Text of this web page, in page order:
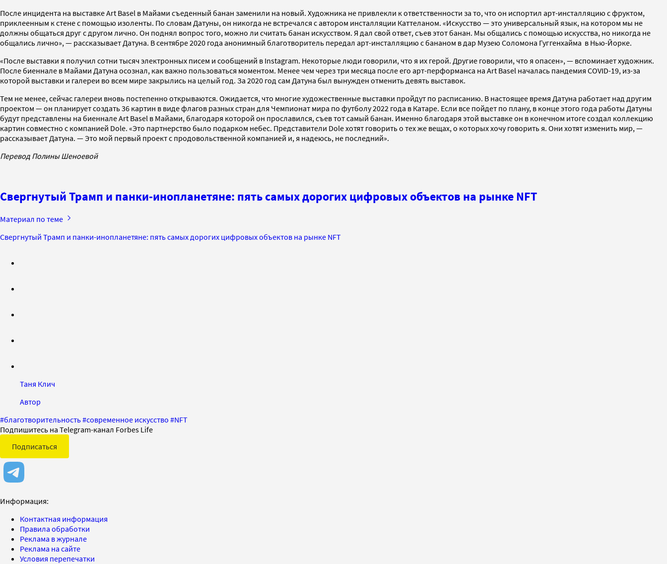
После инцидента на выставке Art Basel в Майами съеденный банан заменили на новый. Художника не привлекли к ответственности за то, что он испортил арт-инсталляцию c фруктом,
приклеенным к стене с помощью изоленты. По словам Датуны, он никогда не встречался с автором инсталляции Каттеланом. «Искусство — это универсальный язык, на котором мы не
должны общаться друг с другом лично. Он поднял вопрос того, можно ли считать банан искусством. Я дал свой ответ, съев этот банан. Мы общались с помощью искусства, но никогда не
общались лично», — рассказывает Датуна. В сентябре 2020 года анонимный благотворитель передал арт-инсталляцию с бананом в дар Музею Соломона Гуггенхайма в Нью-Йорке.
«После выставки я получил сотни тысяч электронных писем и сообщений в Instagram. Некоторые люди говорили, что я их герой. Другие говорили, что я опасен», — вспоминает художник.
После биеннале в Майами Датуна осознал, как важно пользоваться моментом. Менее чем через три месяца после его арт-перформанса на Art Basel началась пандемия COVID-19, из-за
которой выставки и галереи во всем мире закрылись на целый год. За 2020 год сам Датуна был вынужден отменить девять выставок.
Тем не менее, сейчас галереи вновь постепенно открываются. Ожидается, что многие художественные выставки пройдут по расписанию. В настоящее время Датуна работает над другим
проектом — он планирует создать 36 картин в виде флагов разных стран для Чемпионат мира по футболу 2022 года в Катаре. Если все пойдет по плану, в конце этого года работы Датуны
будут представлены на биеннале Art Basel в Майами, благодаря которой он прославился, съев тот самый банан. Именно благодаря этой выставке он в конечном итоге создал коллекцию
картин совместно с компанией Dole. «Это партнерство было подарком небес. Представители Dole хотят говорить о тех же вещах, о которых хочу говорить я. Они хотят изменить мир, —
рассказывает Датуна. — Это мой первый проект с продовольственной компанией и, я надеюсь, не последний».
Перевод Полины Шеноевой
Свергнутый Трамп и панки-инопланетяне: пять самых дорогих цифровых объектов на рынке NFT
Материал по теме
Свергнутый Трамп и панки-инопланетяне: пять самых дорогих цифровых объектов на рынке NFT
Таня Клич
Автор
#благотворительность#современное искусство #NFT
Подпишитесь на Telegram-канал Forbes Life
Подписаться
Информация:
Контактная информация
Правила обработки
Реклама в журнале
Реклама на сайте
Условия перепечатки